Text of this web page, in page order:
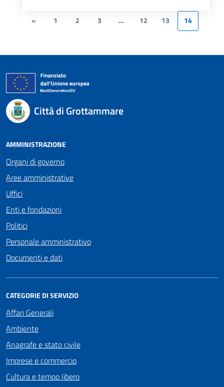
« 1 2 3 … 12 13 14
Città di Grottammare
AMMINISTRAZIONE
Organi di governo
Aree amministrative
Uffici
Enti e fondazioni
Politici
Personale amministrativo
Documenti e dati
CATEGORIE DI SERVIZIO
Affari Generali
Ambiente
Anagrafe e stato civile
Imprese e commercio
Cultura e tempo libero